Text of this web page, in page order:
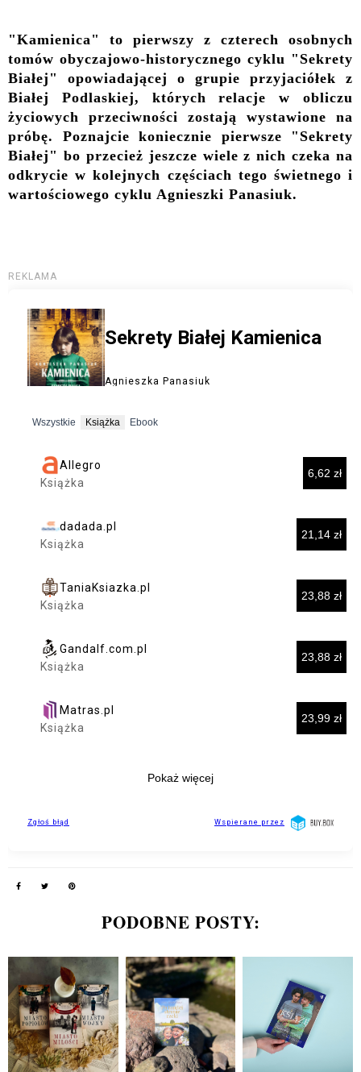
"Kamienica" to pierwszy z czterech osobnych
tomów obyczajowo-historycznego cyklu "Sekrety
Białej" opowiadającej o grupie przyjaciółek z
Białej Podlaskiej, których relacje w obliczu
życiowych przeciwności zostają wystawione na
próbę. Poznajcie koniecznie pierwsze "Sekrety
Białej" bo przecież jeszcze wiele z nich czeka na
odkrycie w kolejnych częściach tego świetnego i
wartościowego cyklu Agnieszki Panasiuk.
PODOBNE POSTY: